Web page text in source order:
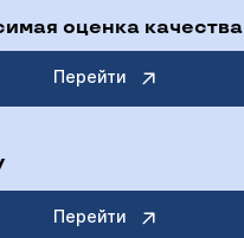
оценка качества
Перейти
Перейти